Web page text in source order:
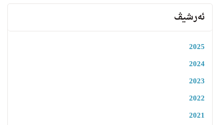
ئەرشیڤ
2025
2024
2023
2022
2021